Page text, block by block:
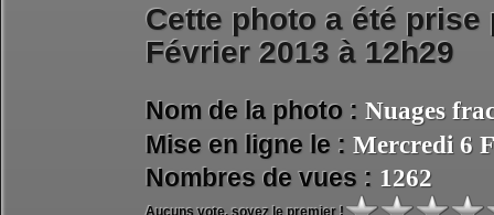
Cette photo a été
Février 2013 à 12h29
Nom de la photo : Nuages
Mise en ligne le : Mercredi 6
Nombres de vues : 1262
Aucuns vote, soyez le premier !